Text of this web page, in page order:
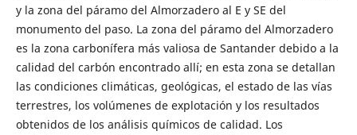
y la zona del páramo del Almorzadero al E y SE del
monumento del paso. La zona del páramo del Almorzadero
es la zona carbonífera más valiosa de Santander debido a la
calidad del carbón encontrado allí; en esta zona se detallan
las condiciones climáticas, geológicas, el estado de las vías
terrestres, los volúmenes de explotación y los resultados
obtenidos de los análisis químicos de calidad. Los